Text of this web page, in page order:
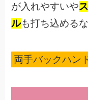
が入れやすいや
ルも打ち込める
両手バックハン